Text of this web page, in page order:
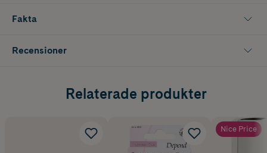
Fakta
Recensioner
Relaterade produkter
Nice Price